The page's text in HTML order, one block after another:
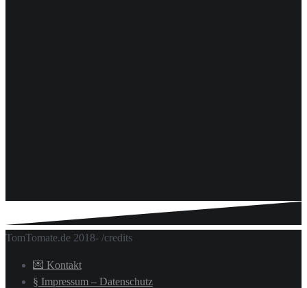
TomTomate.de 2018- /credits
💌 Kontakt
§ Impressum – Datenschutz